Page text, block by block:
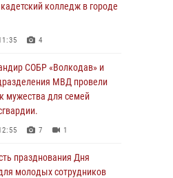
колледж в городе
4
СОБР «Волкодав» и
МВД провели
мужества для семей
7 1
празднования Дня
молодых сотрудников